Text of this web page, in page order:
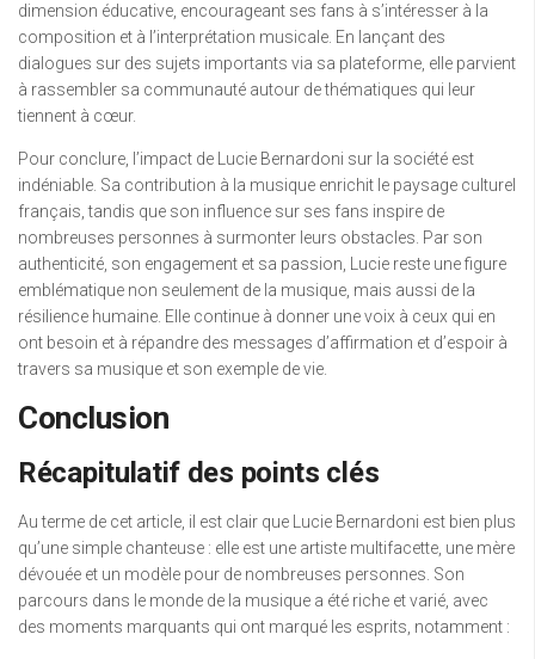
dimension éducative, encourageant ses fans à s’intéresser à la
composition et à l’interprétation musicale. En lançant des
dialogues sur des sujets importants via sa plateforme, elle parvient
à rassembler sa communauté autour de thématiques qui leur
tiennent à cœur.
Pour conclure, l’impact de Lucie Bernardoni sur la société est
indéniable. Sa contribution à la musique enrichit le paysage culturel
français, tandis que son influence sur ses fans inspire de
nombreuses personnes à surmonter leurs obstacles. Par son
authenticité, son engagement et sa passion, Lucie reste une figure
emblématique non seulement de la musique, mais aussi de la
résilience humaine. Elle continue à donner une voix à ceux qui en
ont besoin et à répandre des messages d’affirmation et d’espoir à
travers sa musique et son exemple de vie.
Conclusion
Récapitulatif des points clés
Au terme de cet article, il est clair que Lucie Bernardoni est bien plus
qu’une simple chanteuse : elle est une artiste multifacette, une mère
dévouée et un modèle pour de nombreuses personnes. Son
parcours dans le monde de la musique a été riche et varié, avec
des moments marquants qui ont marqué les esprits, notamment :